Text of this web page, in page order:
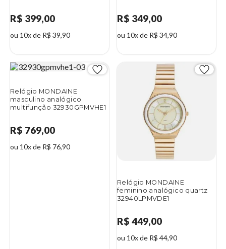
R$ 399,00
ou 10x de R$ 39,90
R$ 349,00
ou 10x de R$ 34,90
Relógio MONDAINE
masculino analógico
multifunção 32930GPMVHE1
R$ 769,00
ou 10x de R$ 76,90
Relógio MONDAINE
feminino analógico quartz
32940LPMVDE1
R$ 449,00
ou 10x de R$ 44,90